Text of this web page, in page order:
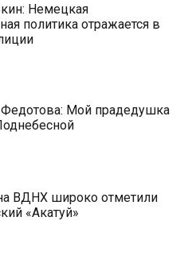
Немецкая
политика отражается в
Федотова: Мой прадедушка
ВДНХ широко отметили
«Акатуй»